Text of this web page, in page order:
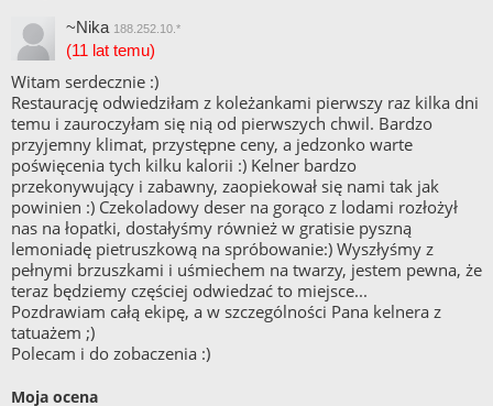
~Nika 188.252.10.*
(11 lat temu)
Witam serdecznie :)
Restaurację odwiedziłam z koleżankami pierwszy raz kilka dni
temu i zauroczyłam się nią od pierwszych chwil. Bardzo
przyjemny klimat, przystępne ceny, a jedzonko warte
poświęcenia tych kilku kalorii :) Kelner bardzo
przekonywujący i zabawny, zaopiekował się nami tak jak
powinien :) Czekoladowy deser na gorąco z lodami rozłożył
nas na łopatki, dostałyśmy również w gratisie pyszną
lemoniadę pietruszkową na spróbowanie:) Wyszłyśmy z
pełnymi brzuszkami i uśmiechem na twarzy, jestem pewna, że
teraz będziemy częściej odwiedzać to miejsce...
Pozdrawiam całą ekipę, a w szczególności Pana kelnera z
tatuażem ;)
Polecam i do zobaczenia :)
Moja ocena